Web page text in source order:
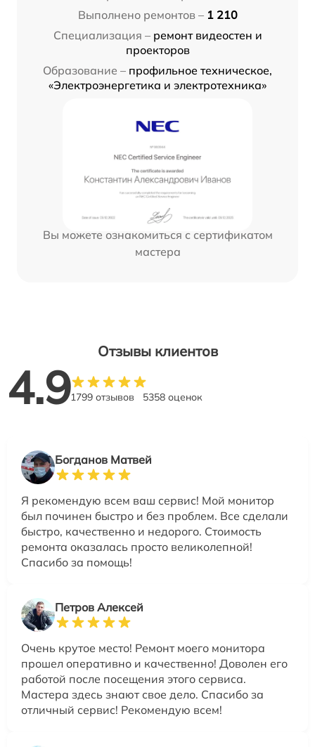
Выполнено ремонтов – 1 210
Специализация – ремонт видеостен и
проекторов
Образование – профильное техническое,
«Электроэнергетика и электротехника»
Вы можете ознакомиться с сертификатом
мастера
Отзывы клиентов
4.91799 отзывов 5358 оценок
Богданов Матвей
Я рекомендую всем ваш сервис! Мой монитор
был починен быстро и без проблем. Все сделали
быстро, качественно и недорого. Стоимость
ремонта оказалась просто великолепной!
Спасибо за помощь!
Петров Алексей
Очень крутое место! Ремонт моего монитора
прошел оперативно и качественно! Доволен его
работой после посещения этого сервиса.
Мастера здесь знают свое дело. Спасибо за
отличный сервис! Рекомендую всем!